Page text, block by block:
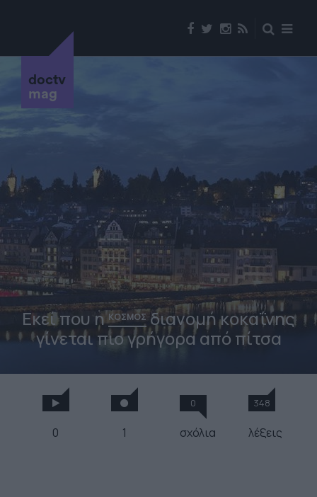
doctv
mag
Εκεί που ηΚΟΣΜΟΣδιανομή κοκαΐνης
γίνεται πιο γρήγορα από πίτσα
0 1
0
σχόλια
348
λέξεις